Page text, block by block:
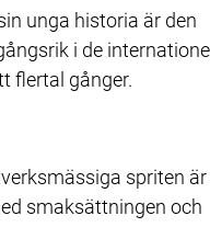
unga historia är den
i de
flertal gånger.
spriten är
smaksättningen och